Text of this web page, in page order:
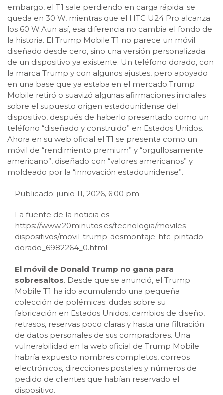
embargo, el T1 sale perdiendo en carga rápida: se
queda en 30 W, mientras que el HTC U24 Pro alcanza
los 60 W.Aun así, esa diferencia no cambia el fondo de
la historia. El Trump Mobile T1 no parece un móvil
diseñado desde cero, sino una versión personalizada
de un dispositivo ya existente. Un teléfono dorado, con
la marca Trump y con algunos ajustes, pero apoyado
en una base que ya estaba en el mercado.Trump
Mobile retiró o suavizó algunas afirmaciones iniciales
sobre el supuesto origen estadounidense del
dispositivo, después de haberlo presentado como un
teléfono “diseñado y construido” en Estados Unidos.
Ahora en su web oficial el T1 se presenta como un
móvil de “rendimiento premium” y “orgullosamente
americano”, diseñado con “valores americanos” y
moldeado por la “innovación estadounidense”.
Publicado: junio 11, 2026, 6:00 pm
La fuente de la noticia es
https://www.20minutos.es/tecnologia/moviles-
dispositivos/movil-trump-desmontaje-htc-pintado-
dorado_6982264_0.html
El móvil de Donald Trump no gana para
sobresaltos. Desde que se anunció, el Trump
Mobile T1 ha ido acumulando una pequeña
colección de polémicas: dudas sobre su
fabricación en Estados Unidos, cambios de diseño,
retrasos, reservas poco claras y hasta una filtración
de datos personales de sus compradores. Una
vulnerabilidad en la web oficial de Trump Mobile
habría expuesto nombres completos, correos
electrónicos, direcciones postales y números de
pedido de clientes que habían reservado el
dispositivo.